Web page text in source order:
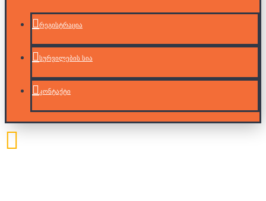
რეგისტრაცია
სურვილების სია
კონტაქტი